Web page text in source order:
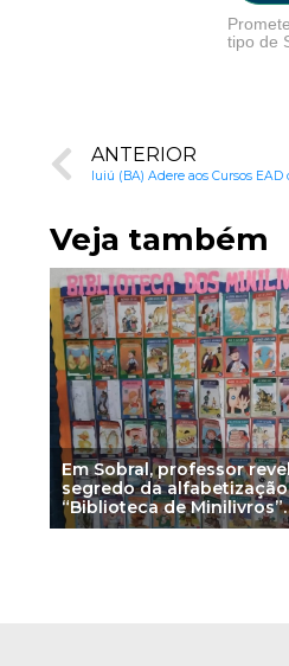
tipo de
ANTERIOR
Iuiú (BA) Adere aos Cursos
Veja também
Em Sobral, professor
segredo da
“Biblioteca de Minilivros”
transforma